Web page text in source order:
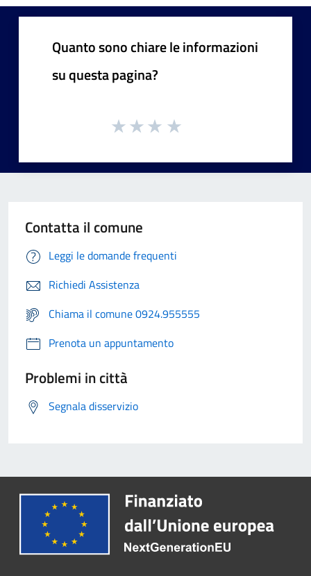
Quanto sono chiare le informazioni
su questa pagina?
Contatta il comune
Leggi le domande frequenti
Richiedi Assistenza
Chiama il comune 0924.955555
Prenota un appuntamento
Problemi in città
Segnala disservizio